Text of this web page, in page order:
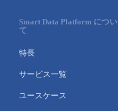
Smart Data Platform につい
て
特長
サービス一覧
ユースケース